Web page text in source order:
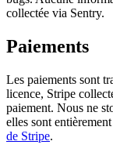
collectée via Sentry.
Paiements
Les paiements sont
licence, Stripe
paiement. Nous ne
elles sont
de Stripe.